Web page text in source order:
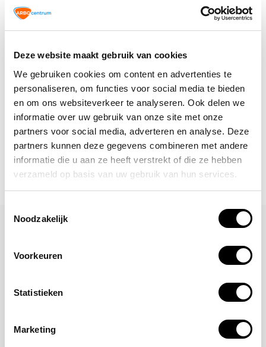
Deze website maakt gebruik van cookies
We gebruiken cookies om content en advertenties te
personaliseren, om functies voor social media te bieden
en om ons websiteverkeer te analyseren. Ook delen we
informatie over uw gebruik van onze site met onze
partners voor social media, adverteren en analyse. Deze
partners kunnen deze gegevens combineren met andere
informatie die u aan ze heeft verstrekt of die ze hebben
verzameld op basis van uw gebruik van hun services.
Noodzakelijk
Voorkeuren
Statistieken
Marketing
laatste nieuwtjes, acties en meer?
Schrijf je in voor onze nieuwsbrief!
Abonneer
Laat een reactie achter
Naam